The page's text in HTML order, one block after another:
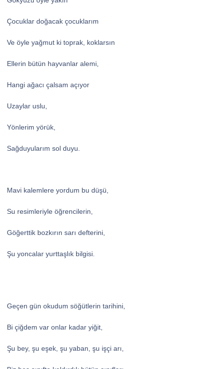
Çocuklar doğacak çocuklarım
Ve öyle yağmut ki toprak, koklarsın
Ellerin bütün hayvanlar alemi,
Hangi ağacı çalsam açıyor
Uzaylar uslu,
Yönlerim yörük,
Sağduyularım sol duyu.
Mavi kalemlere yordum bu düşü,
Su resimleriyle öğrencilerin,
Göğerttik bozkırın sarı defterini,
Şu yoncalar yurttaşlık bilgisi.
Geçen gün okudum söğütlerin tarihini,
Bi çiğdem var onlar kadar yiğit,
Şu bey, şu eşek, şu yaban, şu işçi arı,